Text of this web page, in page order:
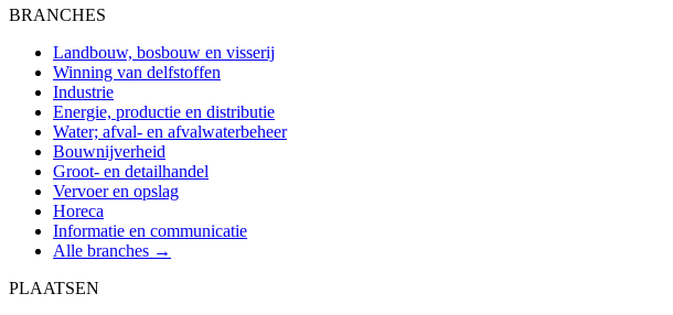
BRANCHES
Landbouw, bosbouw en visserij
Winning van delfstoffen
Industrie
Energie, productie en distributie
Water; afval- en afvalwaterbeheer
Bouwnijverheid
Groot- en detailhandel
Vervoer en opslag
Horeca
Informatie en communicatie
Alle branches →
PLAATSEN